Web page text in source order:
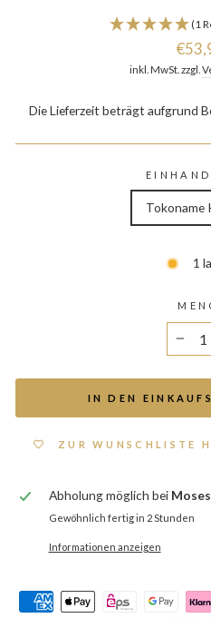
(1
Preis
inkl. MwSt. zzgl.
Die Lieferzeit beträgt aufgrund
Tokoname
1
IN DEN
ZUR WUNSCHLISTE
Abholung möglich bei
Gewöhnlich fertig in 2 Stunden
Informationen anzeigen